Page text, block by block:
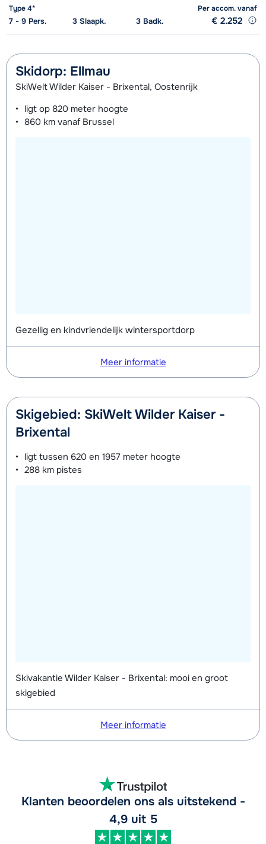
Type 4* Per accom.vanaf
7 - 9 Pers. 3 Slaapk. 3 Badk. € 2.252
Skidorp: Ellmau
SkiWelt Wilder Kaiser - Brixental, Oostenrijk
ligt op 820 meter hoogte
860 km vanaf Brussel
Gezellig en kindvriendelijk wintersportdorp
Meer informatie
Skigebied: SkiWelt Wilder Kaiser -
Brixental
ligt tussen 620 en 1957 meter hoogte
288 km pistes
Skivakantie Wilder Kaiser - Brixental: mooi en groot
skigebied
Meer informatie
Klanten beoordelen ons als uitstekend -
4,9 uit 5